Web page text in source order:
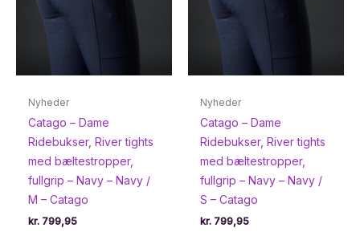
Nyheder
Catago – Dame
Ridebukser, River tights
med bæltestropper,
fullgrip – Navy – Navy /
M – Catago
kr. 799,95
Nyheder
Catago – Dame
Ridebukser, River tights
med bæltestropper,
fullgrip – Navy – Navy /
S – Catago
kr. 799,95